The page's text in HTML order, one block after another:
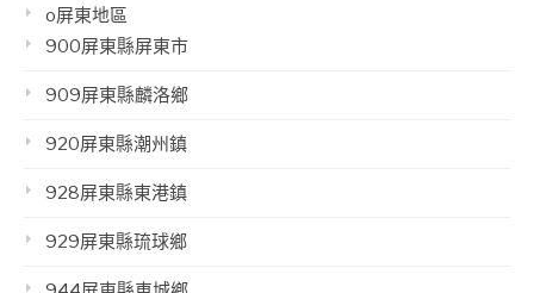
o屏東地區
900屏東縣屏東市
909屏東縣麟洛鄉
920屏東縣潮州鎮
928屏東縣東港鎮
929屏東縣琉球鄉